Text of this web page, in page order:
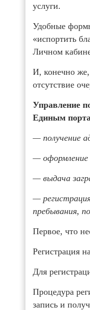
услуги.
Удобные
«испортить
Личном
И, конечно
отсутствие
Управление
Единым
— получение
— оформление
— выдача
—
пребывания,
Первое, что
Регистрация
Для
Процедура
запись и